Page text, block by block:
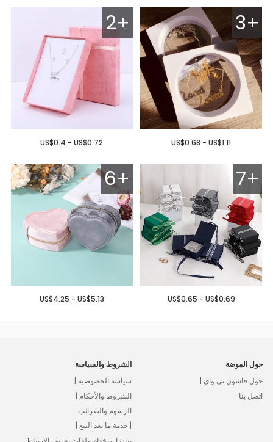
3+
US$0.68 - US$1.11
2+
US$0.4 - US$0.72
7+
US$0.65 - US$0.69
6+
US$4.25 - US$5.13
حول الموضة
حول فاشون تي واي |
اتصل بنا
الشروط والسياسة
سياسة الخصوصية |
الشروط والأحكام |
الرسوم والضرائب
| خدمة ما بعد البيع |